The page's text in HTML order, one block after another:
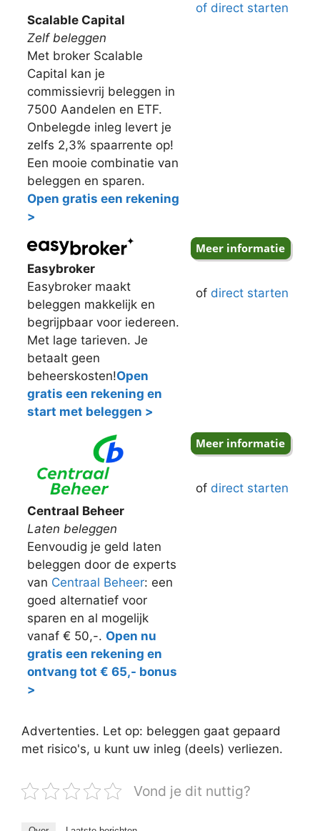
Scalable Capital
Zelf beleggen
Met broker Scalable
Capital kan je
commissievrij beleggen in
7500 Aandelen en ETF.
Onbelegde inleg levert je
zelfs 2,3% spaarrente op!
Een mooie combinatie van
beleggen en sparen.
Open gratis een rekening
>
of direct starten
Easybroker
Easybroker maakt
beleggen makkelijk en
begrijpbaar voor iedereen.
Met lage tarieven. Je
betaalt geen
beheerskosten!Open
gratis een rekening en
start met beleggen >
of direct starten
Centraal Beheer
Laten beleggen
Eenvoudig je geld laten
beleggen door de experts
van Centraal Beheer: een
goed alternatief voor
sparen en al mogelijk
vanaf € 50,-. Open nu
gratis een rekening en
ontvang tot € 65,- bonus
>
of direct starten
Advertenties. Let op: beleggen gaat gepaard
met risico's, u kunt uw inleg (deels) verliezen.
Vond je dit nuttig?